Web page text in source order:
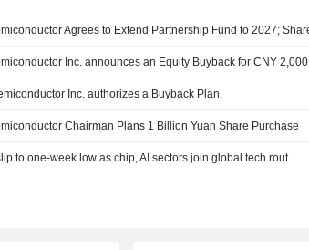
Inc. authorizes a Buyback Plan.
Chairman Plans 1 Billion Yuan Share Purchase
to one-week low as chip, AI sectors join global tech rout